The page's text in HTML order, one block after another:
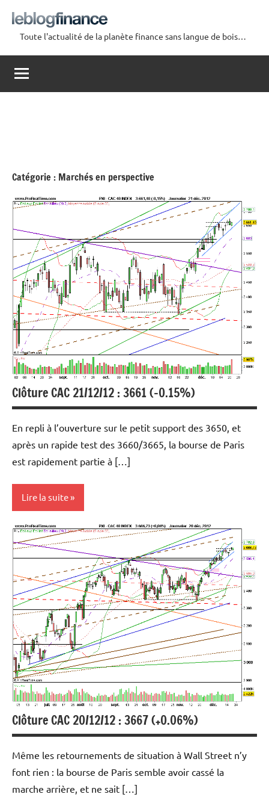
contenu
Le
Blog
Finance
Toute l'actualité de la planète finance sans langue de bois…
Catégorie : Marchés en perspective
Clôture CAC 21/12/12 : 3661 (-0.15%)
En repli à l’ouverture sur le petit support des 3650, et
après un rapide test des 3660/3665, la bourse de Paris
est rapidement partie à […]
Lire la suite
Analyse
graphique
technique
Indices
Marchés en
perspective
Clôture CAC 20/12/12 : 3667 (+0.06%)
Même les retournements de situation à Wall Street n’y
font rien : la bourse de Paris semble avoir cassé la
marche arrière, et ne sait […]